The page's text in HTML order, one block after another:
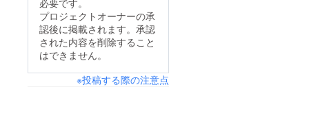
しみ頂ける事となりま
すので、よろしくお願
いいたします。
らっしゃいましたら、
是非ご連絡ください。
1．工場生まれの逸品
たち 工場が得意な
技術を活かして制作し
たコンシューマ向けの
のある使用感を実現し
ました。 このプロト
タイプではマッドな仕
が、これからどの程度
必要です。
プロジェクトオーナーの承
認後に掲載されます。承認
された内容を削除すること
はできません。
※投稿する際の注意点